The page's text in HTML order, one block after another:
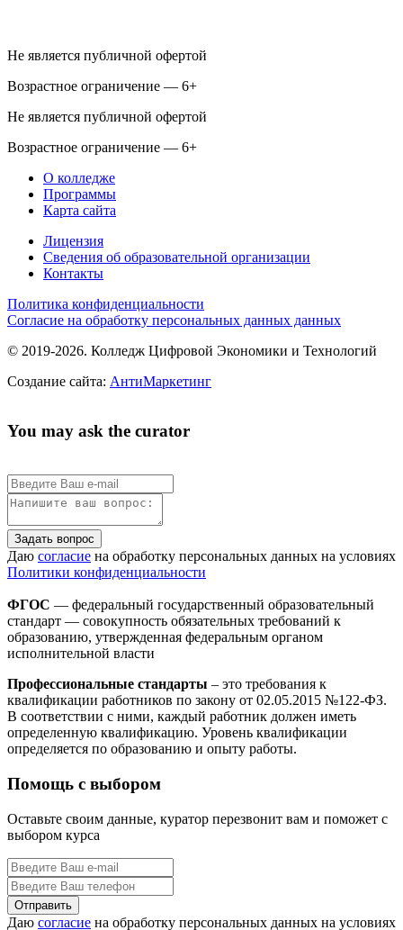
Не является публичной офертой
Возрастное ограничение — 6+
Не является публичной офертой
Возрастное ограничение — 6+
О колледже
Программы
Карта сайта
Лицензия
Сведения об образовательной организации
Контакты
Политика конфиденциальности
Согласие на обработку персональных данных данных
© 2019-2026. Колледж Цифровой Экономики и Технологий
Создание сайта: АнтиМаркетинг
You may ask the curator
Задать вопрос
Даю согласие на обработку персональных данных на условиях
Политики конфиденциальности
ФГОС — федеральный государственный образовательный
стандарт — совокупность обязательных требований к
образованию, утвержденная федеральным органом
исполнительной власти
Профессиональные стандарты – это требования к
квалификации работников по закону от 02.05.2015 №122-ФЗ.
В соответствии с ними, каждый работник должен иметь
определенную квалификацию. Уровень квалификации
определяется по образованию и опыту работы.
Помощь с выбором
Оставьте своим данные, куратор перезвонит вам и поможет с
выбором курса
Даю согласие на обработку персональных данных на условиях